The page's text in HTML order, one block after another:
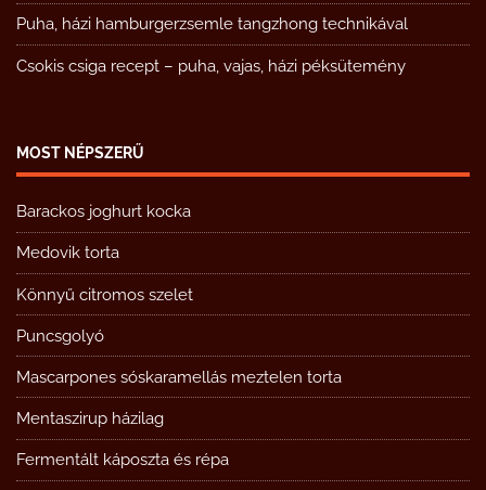
Puha, házi hamburgerzsemle tangzhong technikával
Csokis csiga recept – puha, vajas, házi péksütemény
MOST NÉPSZERŰ
Barackos joghurt kocka
Medovik torta
Könnyű citromos szelet
Puncsgolyó
Mascarpones sóskaramellás meztelen torta
Mentaszirup házilag
Fermentált káposzta és répa